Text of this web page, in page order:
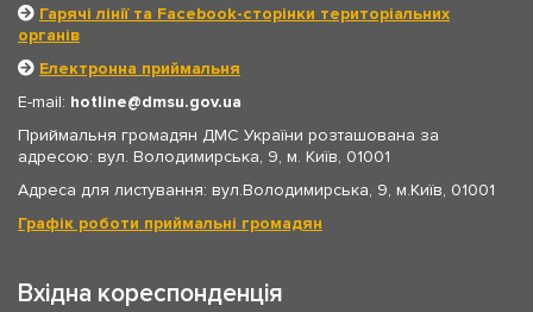
Гарячі лінії та Facebook-сторінки територіальних
органів
Електронна приймальня
E-mail: hotline
dmsu.gov.ua
Приймальня громадян ДМС України розташована за
адресою: вул. Володимирська, 9, м. Київ, 01001
Адреса для листування: вул.Володимирська, 9, м.Київ, 01001
Графік роботи приймальні громадян
Вхідна кореспонденція